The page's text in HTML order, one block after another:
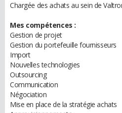
Chargée des achats au sein de
Mes compétences :
Gestion de projet
Gestion du portefeuille fournisseurs
Import
Nouvelles technologies
Outsourcing
Communication
Négociation
Mise en place de la stratégie achats